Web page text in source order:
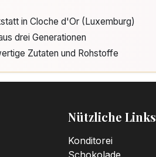
in Cloche d'Or (Luxemburg)
drei Generationen
Zutaten und Rohstoffe
Nützliche Links
Konditorei